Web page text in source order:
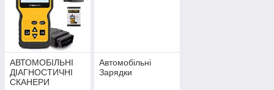
АВТОМОБІЛЬНІ
ДІАГНОСТИЧНІ
СКАНЕРИ
Автомобільні
Зарядки